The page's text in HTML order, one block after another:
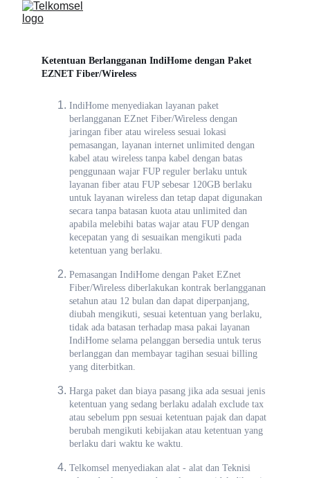
Ketentuan Berlangganan IndiHome dengan Paket
EZNET Fiber/Wireless
IndiHome menyediakan layanan paket
berlangganan EZnet Fiber/Wireless dengan
jaringan fiber atau wireless sesuai lokasi
pemasangan, layanan internet unlimited dengan
kabel atau wireless tanpa kabel dengan batas
penggunaan wajar FUP reguler berlaku untuk
layanan fiber atau FUP sebesar 120GB berlaku
untuk layanan wireless dan tetap dapat digunakan
secara tanpa batasan kuota atau unlimited dan
apabila melebihi batas wajar atau FUP dengan
kecepatan yang di sesuaikan mengikuti pada
ketentuan yang berlaku.
Pemasangan IndiHome dengan Paket EZnet
Fiber/Wireless diberlakukan kontrak berlangganan
setahun atau 12 bulan dan dapat diperpanjang,
diubah mengikuti, sesuai ketentuan yang berlaku,
tidak ada batasan terhadap masa pakai layanan
IndiHome selama pelanggan bersedia untuk terus
berlanggan dan membayar tagihan sesuai billing
yang diterbitkan.
Harga paket dan biaya pasang jika ada sesuai jenis
ketentuan yang sedang berlaku adalah exclude tax
atau sebelum ppn sesuai ketentuan pajak dan dapat
berubah mengikuti kebijakan atau ketentuan yang
berlaku dari waktu ke waktu.
Telkomsel menyediakan alat - alat dan Teknisi